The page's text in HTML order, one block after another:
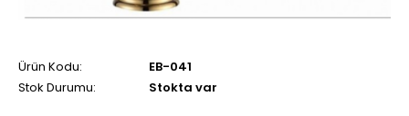
Ürün Kodu:
EB-041
Stok Durumu:
Stokta var